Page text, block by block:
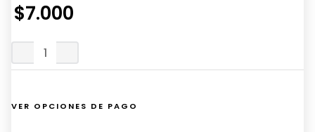
$7.000
VER OPCIONES DE PAGO